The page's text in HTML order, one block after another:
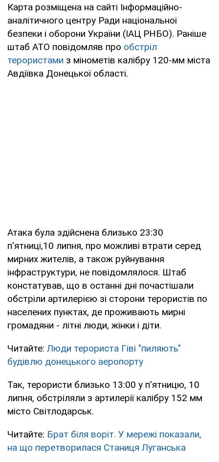
Карта розміщена на сайті Інформаційно-
аналітичного центру Ради національної
безпеки і оборони України (ІАЦ РНБО). Раніше
штаб АТО повідомляв про обстріл
терористами з мінометів калібру 120-мм міста
Авдіївка Донецької області.
Атака була здійснена близько 23:30
п'ятниці,10 липня, про можливі втрати серед
мирних жителів, а також руйнування
інфраструктури, не повідомлялося. Штаб
констатував, що в останні дні почастішали
обстріли артилерією зі сторони терористів по
населених пунктах, де проживають мирні
громадяни - літні люди, жінки і діти.
Читайте: Люди терориста Гіві "пиляють"
будівлю донецького аеропорту
Так, терористи близько 13:00 у п'ятницю, 10
липня, обстріляли з артилерії калібру 152 мм
місто Світлодарськ.
Читайте: Брат біля воріт. У мережі показали,
на що перетворилася Станиця Луганська